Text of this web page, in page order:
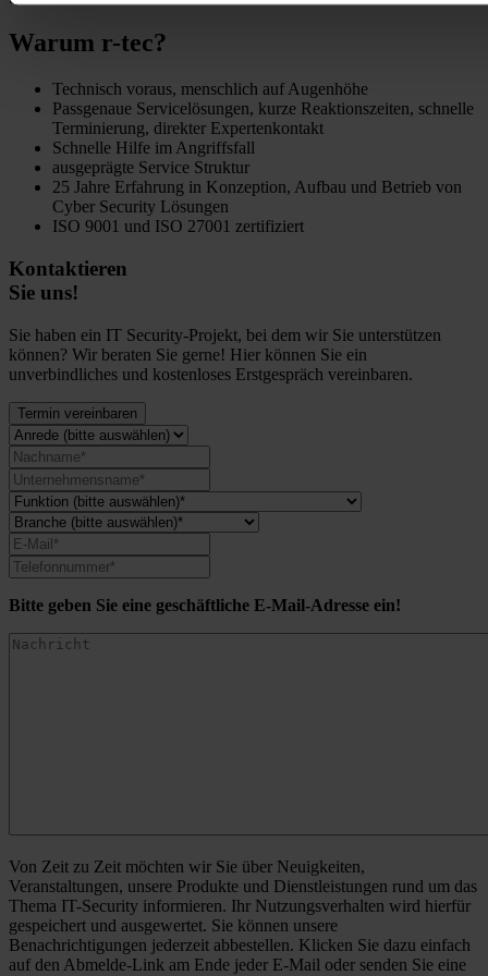
Warum r-tec?
Technisch voraus, menschlich auf Augenhöhe
Passgenaue Servicelösungen, kurze Reaktionszeiten, schnelle
Terminierung, direkter Expertenkontakt
Schnelle Hilfe im Angriffsfall
ausgeprägte Service Struktur
25 Jahre Erfahrung in Konzeption, Aufbau und Betrieb von
Cyber Security Lösungen
ISO 9001 und ISO 27001 zertifiziert
Kontaktieren
Sie uns!
Sie haben ein IT Security-Projekt, bei dem wir Sie unterstützen
können? Wir beraten Sie gerne! Hier können Sie ein
unverbindliches und kostenloses Erstgespräch vereinbaren.
Termin vereinbaren
Bitte geben Sie eine geschäftliche E-Mail-Adresse ein!
Von Zeit zu Zeit möchten wir Sie über Neuigkeiten,
Veranstaltungen, unsere Produkte und Dienstleistungen rund um das
Thema IT-Security informieren. Ihr Nutzungsverhalten wird hierfür
gespeichert und ausgewertet. Sie können unsere
Benachrichtigungen jederzeit abbestellen. Klicken Sie dazu einfach
auf den Abmelde-Link am Ende jeder E-Mail oder senden Sie eine